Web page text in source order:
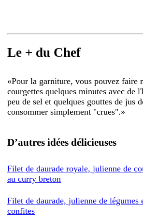
Le + du Chef
«Pour la garniture, vous pouvez faire
courgettes quelques minutes avec de
peu de sel et quelques gouttes de jus
consommer simplement "crues".»
D’autres idées délicieuses
Filet de daurade royale, julienne de
au curry breton
Filet de daurade, julienne de légumes
confites